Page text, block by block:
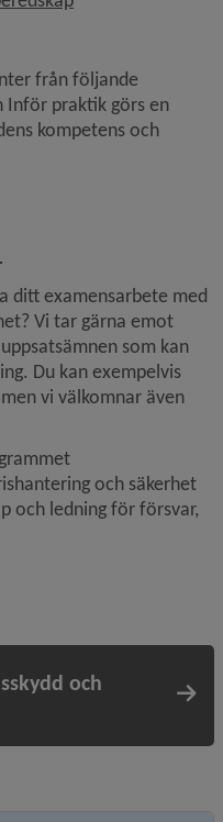
från följande
Inför praktik görs en
kompetens och
ditt examensarbete med
Vi tar gärna emot
som kan
Du kan exempelvis
vi välkomnar även
och säkerhet
och ledning för försvar,
och